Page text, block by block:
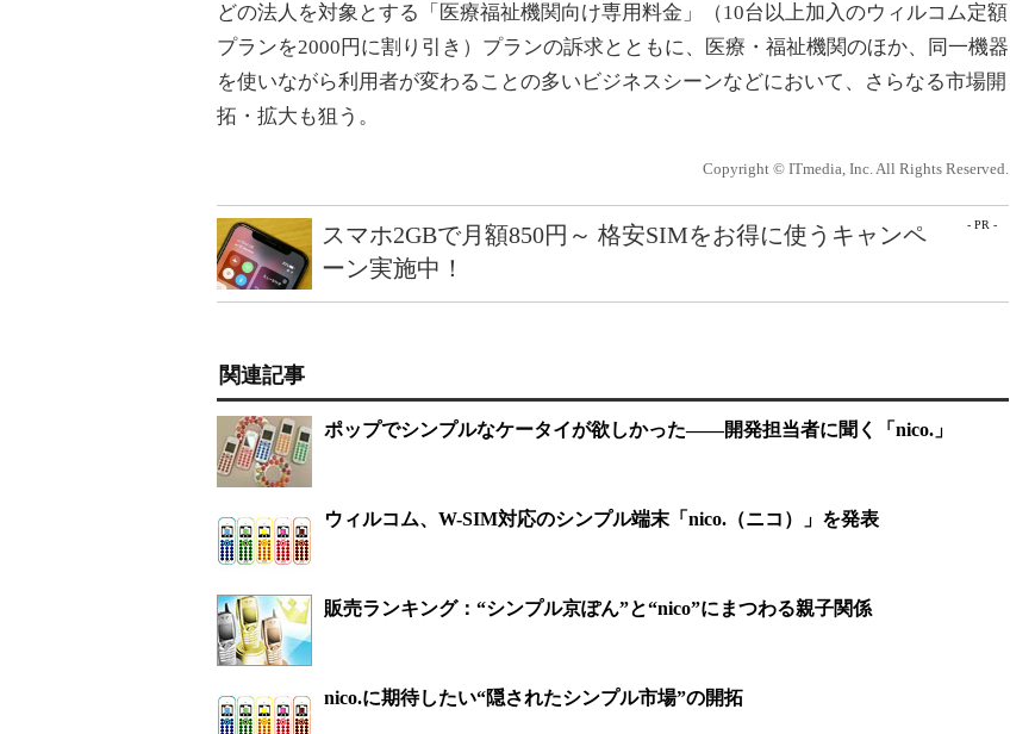
どの法人を対象とする「医療福祉機関向け専用料金」（10台以上加入のウィルコム定額
プランを2000円に割り引き）プランの訴求とともに、医療・福祉機関のほか、同一機器
を使いながら利用者が変わることの多いビジネスシーンなどにおいて、さらなる市場開
拓・拡大も狙う。
Copyright © ITmedia, Inc. All Rights Reserved.
- PR -
スマホ2GBで月額850円～ 格安SIMをお得に使うキャンペ
ーン実施中！
関連記事
ポップでシンプルなケータイが欲しかった――開発担当者に聞く「nico.」
ウィルコム、W-SIM対応のシンプル端末「nico.（ニコ）」を発表
販売ランキング：“シンプル京ぽん”と“nico”にまつわる親子関係
nico.に期待したい“隠されたシンプル市場”の開拓